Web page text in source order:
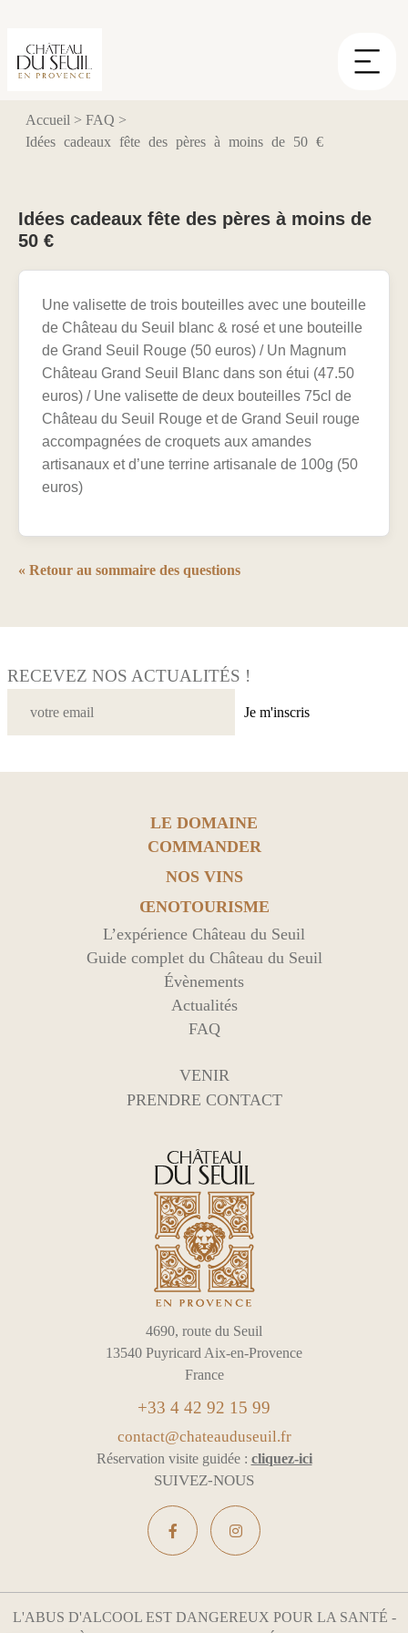
Accueil > FAQ >
Idées cadeaux fête des pères à moins de 50 €
Idées cadeaux fête des pères à moins de
50 €
Une valisette de trois bouteilles avec une bouteille
de Château du Seuil blanc & rosé et une bouteille
de Grand Seuil Rouge (50 euros) / Un Magnum
Château Grand Seuil Blanc dans son étui (47.50
euros) / Une valisette de deux bouteilles 75cl de
Château du Seuil Rouge et de Grand Seuil rouge
accompagnées de croquets aux amandes
artisanaux et d’une terrine artisanale de 100g (50
euros)
« Retour au sommaire des questions
RECEVEZ NOS ACTUALITÉS !
Je m'inscris
LE DOMAINE
COMMANDER
NOS VINS
ŒNOTOURISME
L’expérience Château du Seuil
Guide complet du Château du Seuil
Évènements
Actualités
FAQ
VENIR
PRENDRE CONTACT
4690, route du Seuil
13540 Puyricard Aix-en-Provence
France
+33 4 42 92 15 99
contact@chateauduseuil.fr
Réservation visite guidée : cliquez-ici
SUIVEZ-NOUS
L'ABUS D'ALCOOL EST DANGEREUX POUR LA SANTÉ -